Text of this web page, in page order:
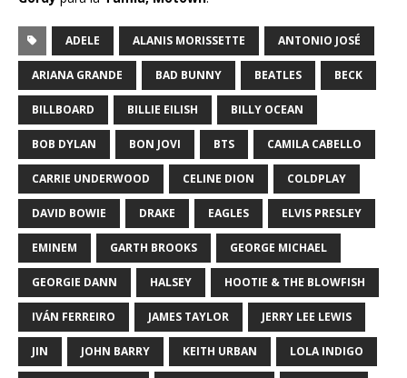
ADELE ALANIS MORISSETTE ANTONIO JOSÉ
ARIANA GRANDE BAD BUNNY BEATLES BECK
BILLBOARD BILLIE EILISH BILLY OCEAN
BOB DYLAN BON JOVI BTS CAMILA CABELLO
CARRIE UNDERWOOD CELINE DION COLDPLAY
DAVID BOWIE DRAKE EAGLES ELVIS PRESLEY
EMINEM GARTH BROOKS GEORGE MICHAEL
GEORGIE DANN HALSEY HOOTIE & THE BLOWFISH
IVÁN FERREIRO JAMES TAYLOR JERRY LEE LEWIS
JIN JOHN BARRY KEITH URBAN LOLA INDIGO